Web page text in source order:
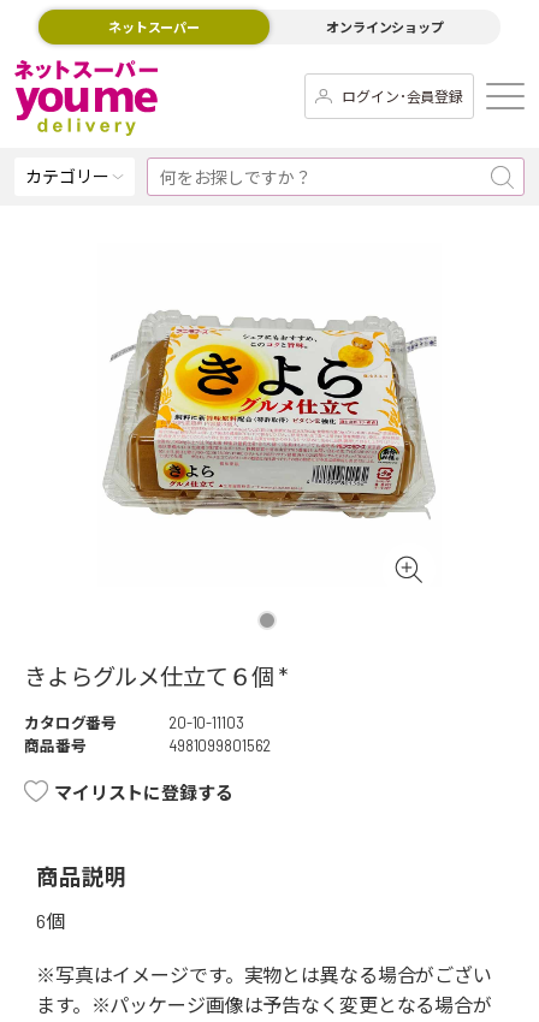
ネットスーパー オンラインショップ
ログイン･会員登録
カテゴリー
きよらグルメ仕立て６個 *
カタログ番号
20-10-11103
商品番号
4981099801562
マイリストに登録する
商品説明
6個
※写真はイメージです。実物とは異なる場合がござい
ます。※パッケージ画像は予告なく変更となる場合が